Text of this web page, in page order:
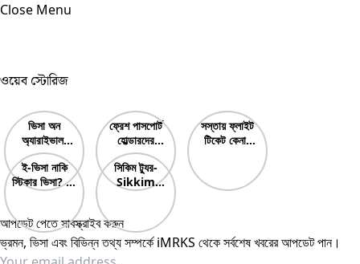
Close Menu
ওয়েব স্টোরিজ
ভিসা অন
অ্যারাইভাল-
Visa On
Arrival
ফ্রেশ পাসপোর্ট
হোল্ডারদের
করণীয়? What
should
fresh
do? নতুন
পাসপোর্টধারীদের
কি করা উচিত?
সস্তায় ফ্লাইট
টিকেট কেনার
cheap
ই-ভিসা নাকি
স্টিকার ভিসা? E-
Visa Vs
Sticker Visa
Which is
Best?
সিকিম ট্যুর-
Sikkim
Tour Guide
& Best Tour
Plan
আপডেট পেতে সাবস্ক্রাইব করুন
ভ্রমন, ভিসা এবং বিভিন্ন তথ্য সম্পর্কে iMRKS থেকে সর্বশেষ খবরের আপডেট পান।